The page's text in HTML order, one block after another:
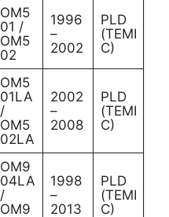
OM5
01 /
OM5
02
1996
–
2002
PLD
(TEMI
C)
OM5
01LA
/
OM5
02LA
2002
–
2008
PLD
(TEMI
C)
OM9
04LA
/
OM9
1998
–
2013
PLD
(TEMI
C)